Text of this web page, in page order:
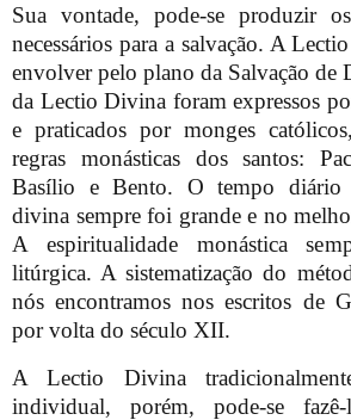
Sua vontade, pode-se produzir
necessários para a salvação. A
envolver pelo plano da Salvação de
da Lectio Divina foram expressos
e praticados por monges
regras monásticas dos santos:
Basílio e Bento. O tempo diário
divina sempre foi grande e no
A espiritualidade monástica
litúrgica. A sistematização do
nós encontramos nos escritos de
por volta do século XII.
A Lectio Divina
individual, porém, pode-se